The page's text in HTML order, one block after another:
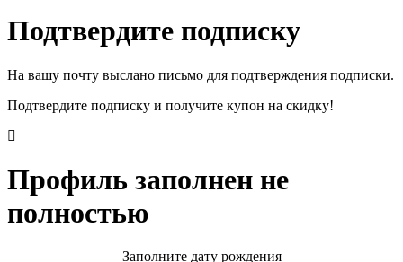
Подтвердите подписку
На вашу почту выслано письмо для подтверждения подписки.
Подтвердите подписку и получите купон на скидку!
Профиль заполнен не
полностью
Заполните дату рождения